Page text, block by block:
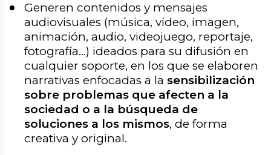
Generen contenidos y mensajes
audiovisuales (música, vídeo, imagen,
animación, audio, videojuego, reportaje,
fotografía…) ideados para su difusión en
cualquier soporte, en los que se elaboren
narrativas enfocadas a la sensibilización
sobre problemas que afecten a la
sociedad o a la búsqueda de
soluciones a los mismos, de forma
creativa y original.